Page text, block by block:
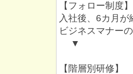
【フォロー制度】
入社後、6カ月
ビジネスマナー
▼
【階層別研修】